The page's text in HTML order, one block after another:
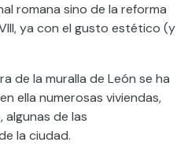
romana sino de la reforma
ya con el gusto estético (y
de la muralla de León se ha
ella numerosas viviendas,
algunas de las
la ciudad.